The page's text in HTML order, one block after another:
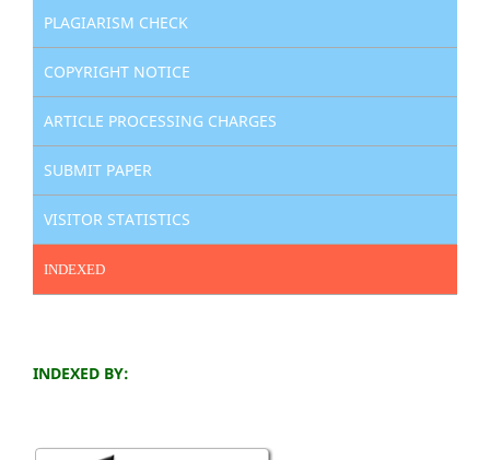
PLAGIARISM CHECK
COPYRIGHT NOTICE
ARTICLE PROCESSING CHARGES
SUBMIT PAPER
VISITOR STATISTICS
INDEXED
INDEXED BY: